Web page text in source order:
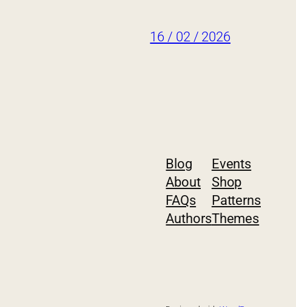
16 / 02 / 2026
Blog
About
FAQs
Authors
Events
Shop
Patterns
Themes